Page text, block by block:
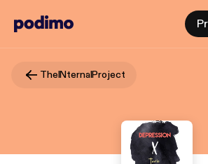
TheINternalProject